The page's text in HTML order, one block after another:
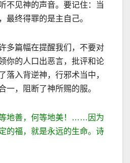
不见神的声音。要记住：当
最终得罪的是主自己。
多篇幅在提醒我们，不要对
你的人口出恶言，批评和论
落入背逆神，行邪术当中，
一，阻断了神所赐的服。
地善，何等地美！ …… 因为
的福，就是永远的生命。诗